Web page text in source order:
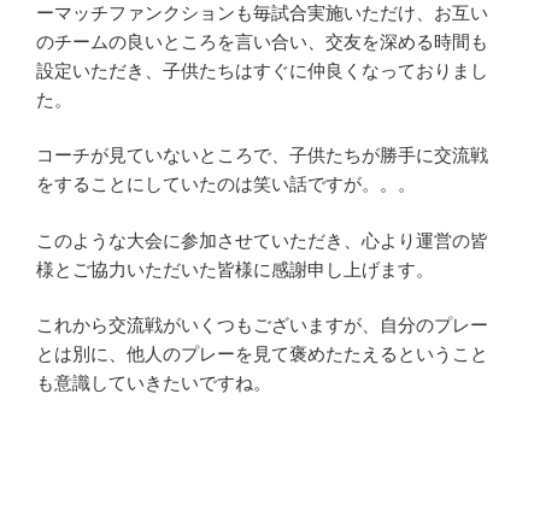
ーマッチファンクションも毎試合実施いただけ、お互い
のチームの良いところを言い合い、交友を深める時間も
設定いただき、子供たちはすぐに仲良くなっておりまし
た。
コーチが見ていないところで、子供たちが勝手に交流戦
をすることにしていたのは笑い話ですが。。。
このような大会に参加させていただき、心より運営の皆
様とご協力いただいた皆様に感謝申し上げます。
これから交流戦がいくつもございますが、自分のプレー
とは別に、他人のプレーを見て褒めたたえるということ
も意識していきたいですね。